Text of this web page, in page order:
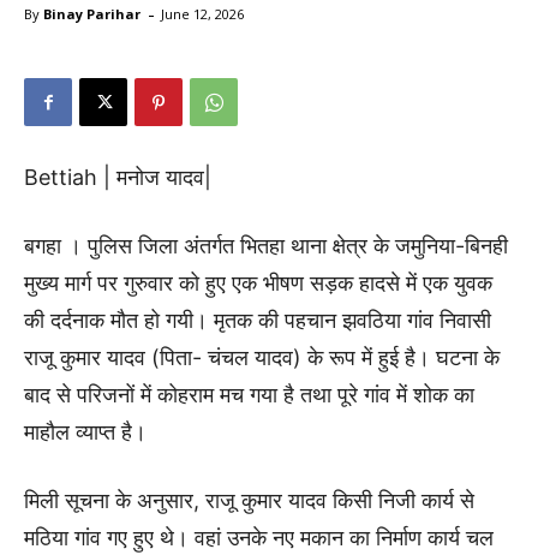
By Binay Parihar - June 12, 2026
Bettiah | मनोज यादव|
बगहा । पुलिस जिला अंतर्गत भितहा थाना क्षेत्र के जमुनिया-बिनही
मुख्य मार्ग पर गुरुवार को हुए एक भीषण सड़क हादसे में एक युवक
की दर्दनाक मौत हो गयी। मृतक की पहचान झवठिया गांव निवासी
राजू कुमार यादव (पिता- चंचल यादव) के रूप में हुई है। घटना के
बाद से परिजनों में कोहराम मच गया है तथा पूरे गांव में शोक का
माहौल व्याप्त है।
मिली सूचना के अनुसार, राजू कुमार यादव किसी निजी कार्य से
मठिया गांव गए हुए थे। वहां उनके नए मकान का निर्माण कार्य चल